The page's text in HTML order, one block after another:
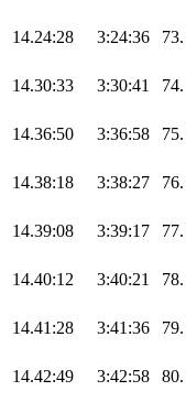
14.24:28 3:24:36 73.
14.30:33 3:30:41 74.
14.36:50 3:36:58 75.
14.38:18 3:38:27 76.
14.39:08 3:39:17 77.
14.40:12 3:40:21 78.
14.41:28 3:41:36 79.
14.42:49 3:42:58 80.